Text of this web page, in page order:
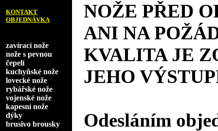
KONTAKT
OBJEDNÁVKA
zavírací nože
nože s pevnou
čepelí
kuchyňské nože
lovecké nože
rybářské nože
vojenské nože
kapesní nože
dýky
brusivo brousky
NOŽE PŘED
ANI NA
KVALITA JE
JEHO
Odesláním